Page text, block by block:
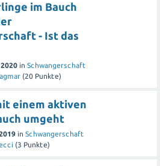
im Bauch
- Ist das
in Schwangerschaft
(20 Punkte)
einem aktiven
umgeht
in Schwangerschaft
(3 Punkte)